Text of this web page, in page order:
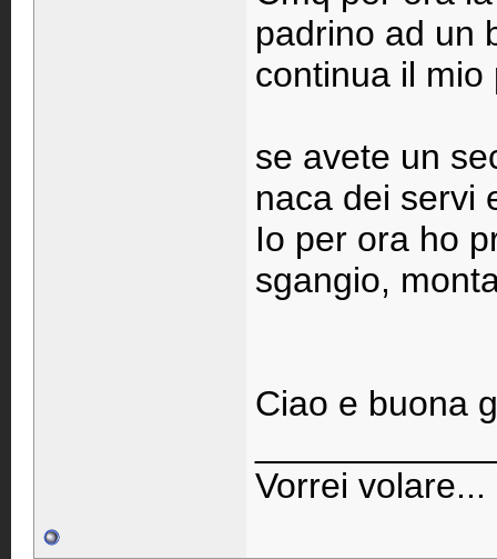
padrino ad un
continua il mio
se avete un
naca dei servi
Io per ora ho
sgangio,
Ciao e buona
Vorrei volare...